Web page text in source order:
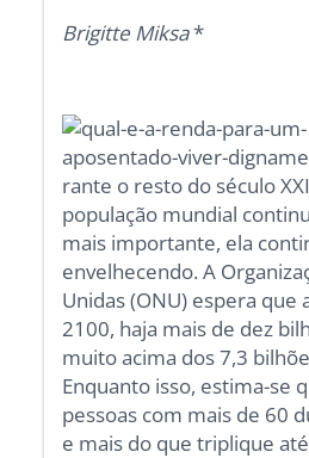
Brigitte Miksa*
rante o resto do século
população mundial
mais importante, ela
envelhecendo. A
Unidas (ONU) espera que
2100, haja mais de dez
muito acima dos 7,3
Enquanto isso, estima-se
pessoas com mais de 60
e mais do que triplique